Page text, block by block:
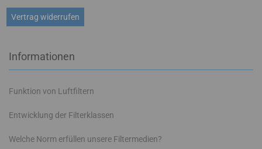
Vertrag widerrufen
Informationen
Funktion von Luftfiltern
Entwicklung der Filterklassen
Welche Norm erfüllen unsere Filtermedien?